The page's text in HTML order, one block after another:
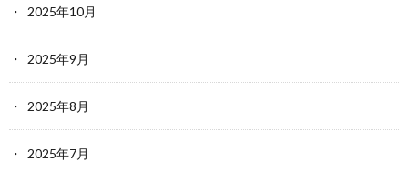
2025年10月
2025年9月
2025年8月
2025年7月